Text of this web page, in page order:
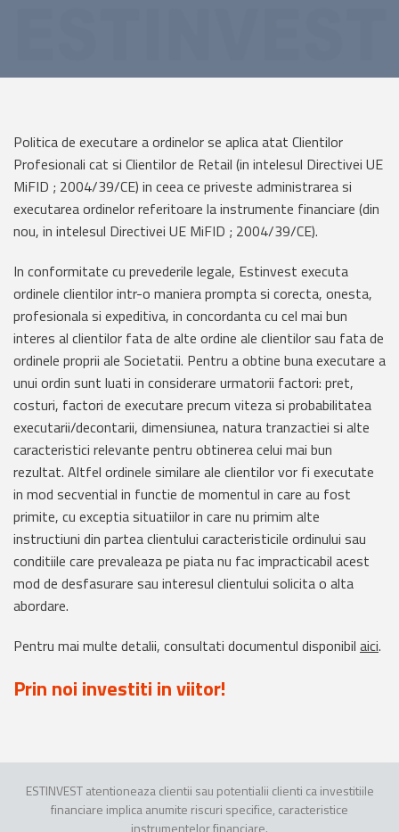
Politica de executare a ordinelor se aplica atat Clientilor
Profesionali cat si Clientilor de Retail (in intelesul Directivei UE
MiFID ; 2004/39/CE) in ceea ce priveste administrarea si
executarea ordinelor referitoare la instrumente financiare (din
nou, in intelesul Directivei UE MiFID ; 2004/39/CE).
In conformitate cu prevederile legale, Estinvest executa
ordinele clientilor intr-o maniera prompta si corecta, onesta,
profesionala si expeditiva, in concordanta cu cel mai bun
interes al clientilor fata de alte ordine ale clientilor sau fata de
ordinele proprii ale Societatii. Pentru a obtine buna executare a
unui ordin sunt luati in considerare urmatorii factori: pret,
costuri, factori de executare precum viteza si probabilitatea
executarii/decontarii, dimensiunea, natura tranzactiei si alte
caracteristici relevante pentru obtinerea celui mai bun
rezultat. Altfel ordinele similare ale clientilor vor fi executate
in mod secvential in functie de momentul in care au fost
primite, cu exceptia situatiilor in care nu primim alte
instructiuni din partea clientului caracteristicile ordinului sau
conditiile care prevaleaza pe piata nu fac impracticabil acest
mod de desfasurare sau interesul clientului solicita o alta
abordare.
Pentru mai multe detalii, consultati documentul disponibil aici.
Prin noi investiti in viitor!
ESTINVEST atentioneaza clientii sau potentialii clienti ca investitiile
financiare implica anumite riscuri specifice, caracteristice
instrumentelor financiare.